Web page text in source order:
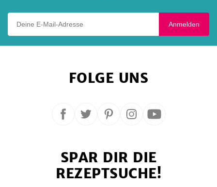
Anmelden
FOLGE UNS
Folge
Facebook
Folge
Twitter
Folge
Pinterest
Folge
Instagram
Folge
YouTube
SPAR DIR DIE
REZEPTSUCHE!